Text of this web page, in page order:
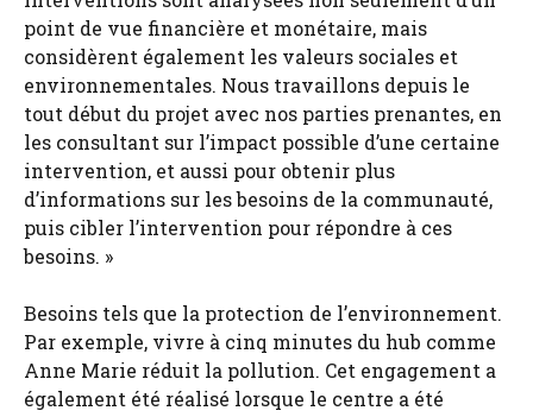
point de vue financière et monétaire, mais
considèrent également les valeurs sociales et
environnementales. Nous travaillons depuis le
tout début du projet avec nos parties prenantes, en
les consultant sur l’impact possible d’une certaine
intervention, et aussi pour obtenir plus
d’informations sur les besoins de la communauté,
puis cibler l’intervention pour répondre à ces
besoins. »
Besoins tels que la protection de l’environnement.
Par exemple, vivre à cinq minutes du hub comme
Anne Marie réduit la pollution. Cet engagement a
également été réalisé lorsque le centre a été